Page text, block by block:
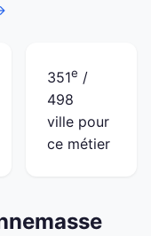
351e /
498
ville pour
ce métier